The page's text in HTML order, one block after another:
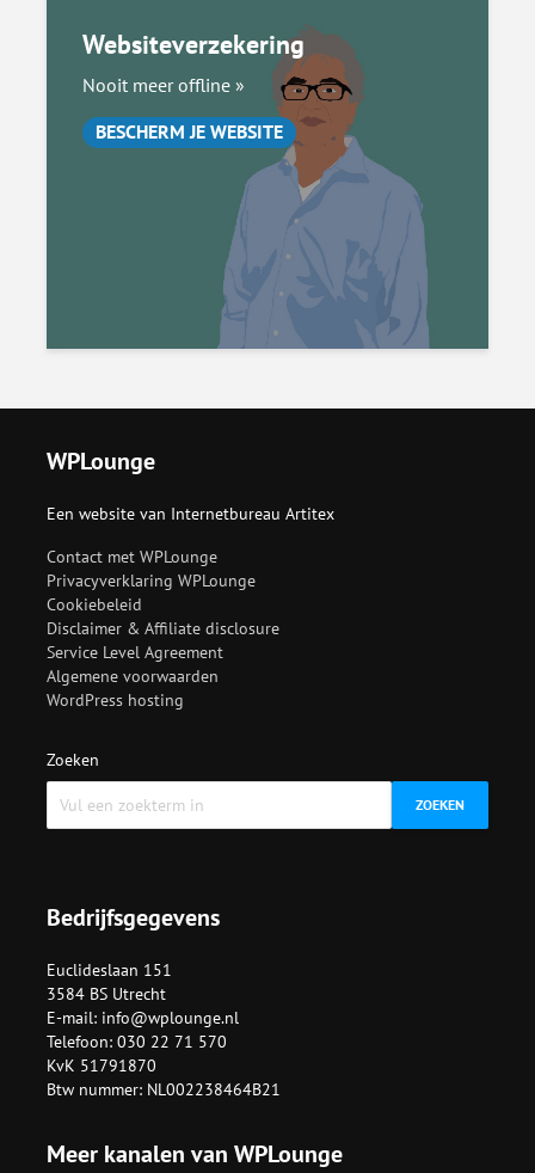
Websiteverzekering
Nooit meer offline »
BESCHERM JE WEBSITE
WPLounge
Een website van Internetbureau Artitex
Contact met WPLounge
Privacyverklaring WPLounge
Cookiebeleid
Disclaimer & Affiliate disclosure
Service Level Agreement
Algemene voorwaarden
WordPress hosting
Zoeken
ZOEKEN
Bedrijfsgegevens
Euclideslaan 151
3584 BS Utrecht
E-mail: info@wplounge.nl
Telefoon: 030 22 71 570
KvK 51791870
Btw nummer: NL002238464B21
Meer kanalen van WPLounge